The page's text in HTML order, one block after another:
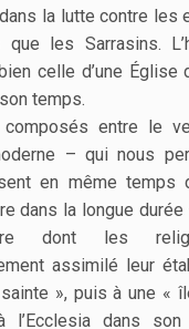
la lutte contre les
les Sarrasins.
celle d’une Église
temps.
entre le
– qui nous
en même temps
dans la longue
dont les
assimilé leur
», puis à une «
l’Ecclesia dans son